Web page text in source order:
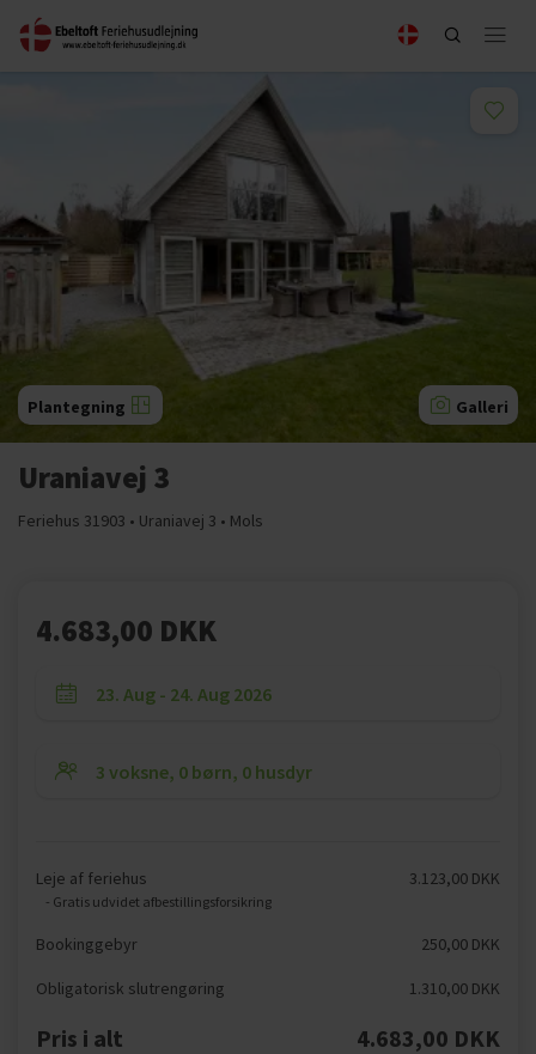
Plantegning Galleri
Uraniavej 3
Feriehus 31903 • Uraniavej 3 • Mols
4.683,00 DKK
Leje af feriehus
- Gratis udvidet afbestillingsforsikring
3.123,00 DKK
Bookinggebyr 250,00 DKK
Obligatorisk slutrengøring 1.310,00 DKK
Pris i alt 4.683,00 DKK